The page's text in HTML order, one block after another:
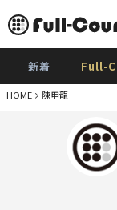
新着 Full-
HOME 陳甲龍